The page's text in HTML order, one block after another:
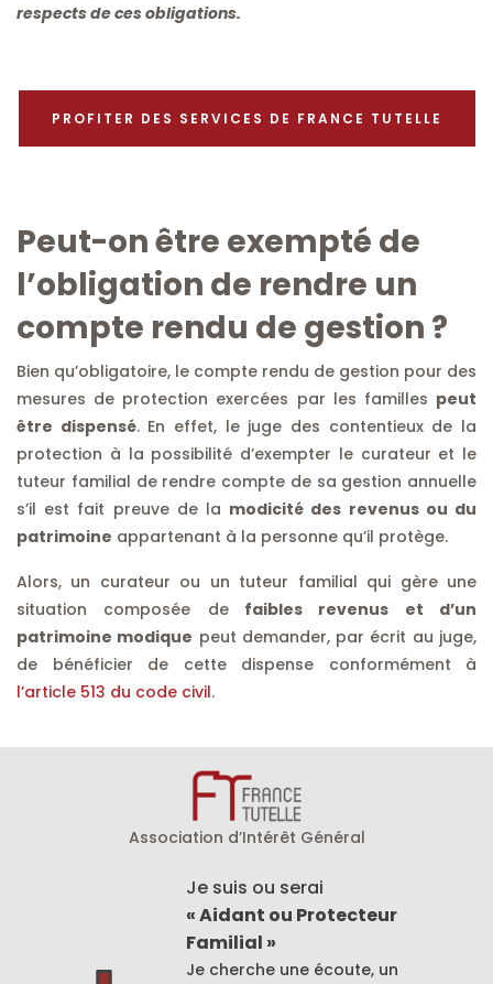
respects de ces obligations.
PROFITER DES SERVICES DE FRANCE TUTELLE
Peut-on être exempté de
l’obligation de rendre un
compte rendu de gestion ?
Bien qu’obligatoire, le compte rendu de gestion pour des
mesures de protection exercées par les familles peut
être dispensé. En effet, le juge des contentieux de la
protection à la possibilité d’exempter le curateur et le
tuteur familial de rendre compte de sa gestion annuelle
s’il est fait preuve de la modicité des revenus ou du
patrimoine appartenant à la personne qu’il protège.
Alors, un curateur ou un tuteur familial qui gère une
situation composée defaibles revenus et d’un
patrimoine modique peut demander, par écrit au juge,
de bénéficier de cette dispense conformément à
l’article 513 du code civil.
Association d’Intérêt Général
Je suis ou serai
« Aidant ou Protecteur
Familial »
Je cherche une écoute, un